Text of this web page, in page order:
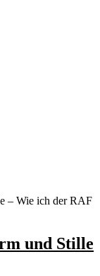
– Wie ich der RAF
und Stille